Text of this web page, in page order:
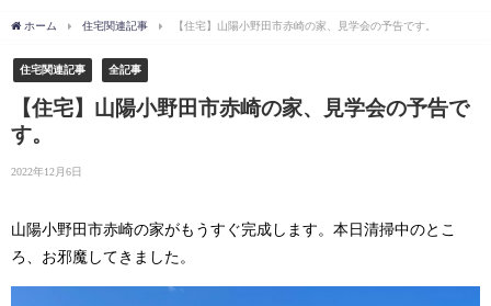
ホーム 住宅関連記事 【住宅】山陽小野田市赤崎の家、見学会の予告です。
住宅関連記事 全記事
【住宅】山陽小野田市赤崎の家、見学会の予告で
す。
2022年12月6日
山陽小野田市赤崎の家がもうすぐ完成します。本日清掃中のとこ
ろ、お邪魔してきました。